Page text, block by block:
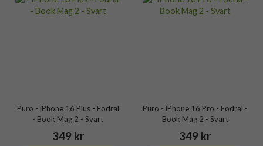
Puro - iPhone 16 Plus - Fodral
- Book Mag 2 - Svart
349 kr
Puro - iPhone 16 Pro - Fodral -
Book Mag 2 - Svart
349 kr